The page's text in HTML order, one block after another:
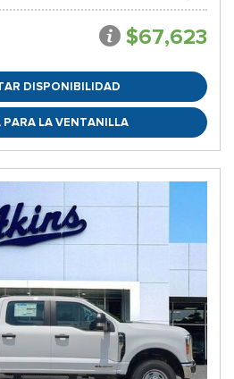
$67,623
DISPONIBILIDAD
LA VENTANILLA